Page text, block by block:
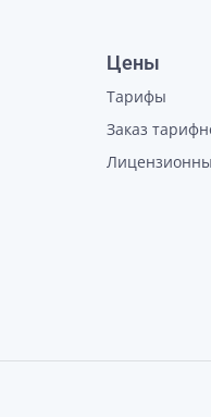
Цены
Тарифы
Заказ